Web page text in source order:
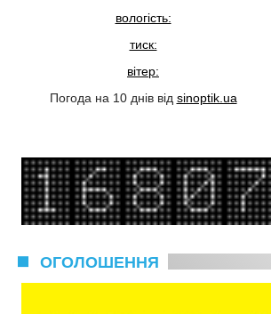
вологість:
тиск:
вітер:
Погода на 10 днів від sinoptik.ua
ОГОЛОШЕННЯ